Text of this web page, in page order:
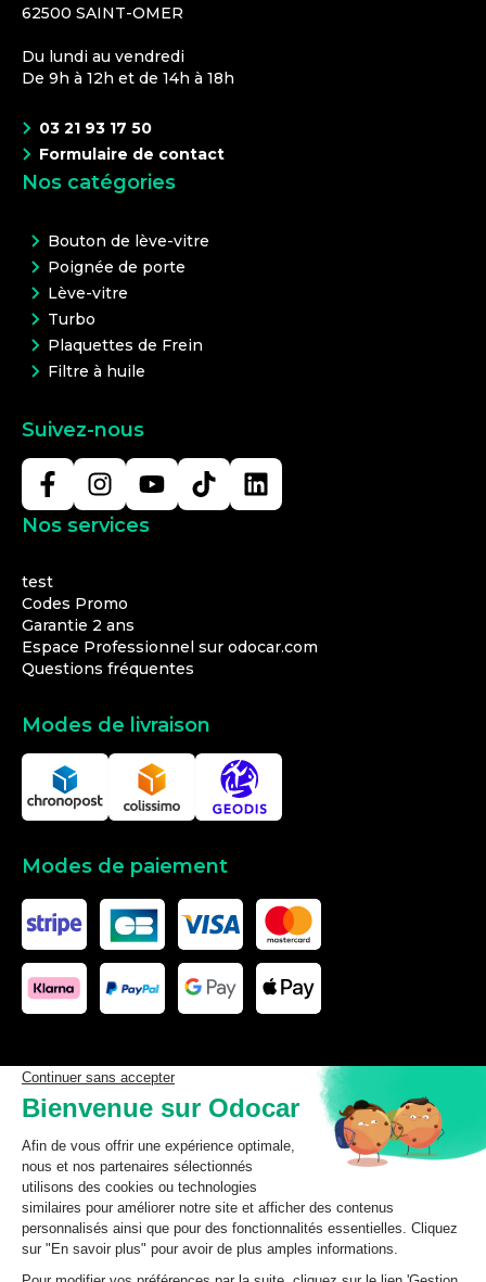
62500 SAINT-OMER
Du lundi au vendredi
De 9h à 12h et de 14h à 18h
03 21 93 17 50
Formulaire de contact
Nos catégories
Bouton de lève-vitre
Poignée de porte
Lève-vitre
Turbo
Plaquettes de Frein
Filtre à huile
Suivez-nous
Nos services
test
Codes Promo
Garantie 2 ans
Espace Professionnel sur odocar.com
Questions fréquentes
Modes de livraison
Modes de paiement
Les données affichées ici, particulièrement la base de donnée
complète, ne doivent pas être copiées. Il est interdit d’exploiter les
données ou la base de données complète, de laisser un tiers les
exploiter, ni de les rendre accessible à un tiers, sans accord
préalable de TecDoc. Toute infraction constitue une violation des
droits d’auteur et fera l’objet de poursuites.
odocar2026©
CGV Particuliers